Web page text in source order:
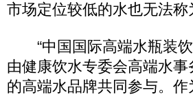
市场定位较低的水也无法称
“中国国际高端水瓶装饮
由健康饮水专委会高端水
的高端水品牌共同参与。